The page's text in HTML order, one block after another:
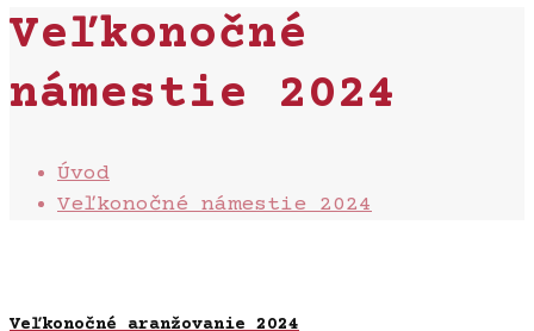
Veľkonočné
námestie 2024
Úvod
Veľkonočné námestie 2024
Veľkonočné aranžovanie 2024